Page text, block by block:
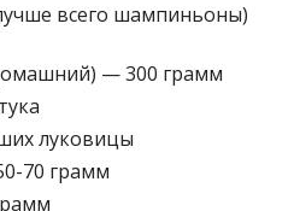
всего шампиньоны)
— 300 грамм
луковицы
70 грамм